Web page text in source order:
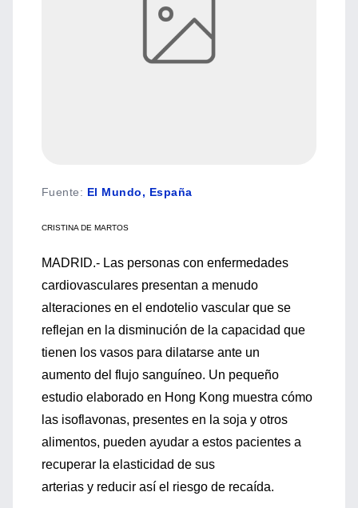
Fuente: El Mundo, España
CRISTINA DE MARTOS
MADRID.- Las personas con enfermedades
cardiovasculares presentan a menudo
alteraciones en el endotelio vascular que se
reflejan en la disminución de la capacidad que
tienen los vasos para dilatarse ante un
aumento del flujo sanguíneo. Un pequeño
estudio elaborado en Hong Kong muestra cómo
las isoflavonas, presentes en la soja y otros
alimentos, pueden ayudar a estos pacientes a
recuperar la elasticidad de sus
arterias y reducir así el riesgo de recaída.